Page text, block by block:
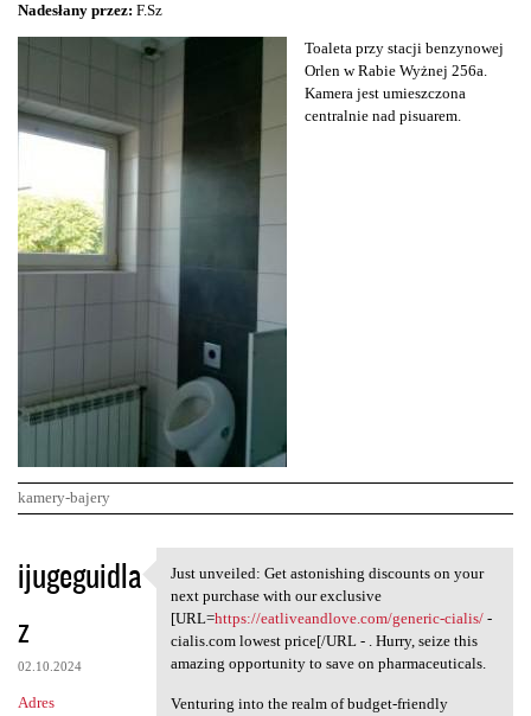
Nadesłany przez: F.Sz
Toaleta przy stacji benzynowej
Orlen w Rabie Wyżnej 256a.
Kamera jest umieszczona
centralnie nad pisuarem.
kamery-bajery
K
o
m
e
n
ijugeguidla
z
02.10.2024
Adres
Just unveiled: Get
Just unveiled: Get astonishing discounts on your
next purchase with our exclusive
[URL=https://eatliveandlove.com/generic-cialis/-
cialis.com lowest price[/URL - . Hurry, seize this
amazing opportunity to save on pharmaceuticals.
Venturing into the realm of budget-friendly